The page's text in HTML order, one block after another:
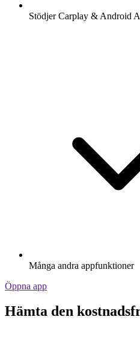
Stödjer Carplay & Android
Många andra appfunktioner
Öppna app
Hämta den